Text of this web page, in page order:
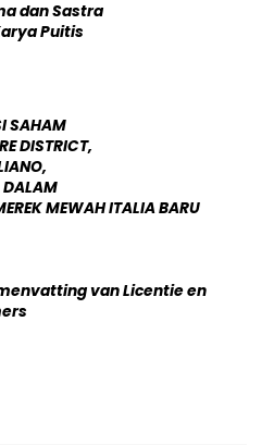
dan Sastra
Puitis
SAHAM
DISTRICT,
DALAM
MEWAH ITALIA BARU
van Licentie en